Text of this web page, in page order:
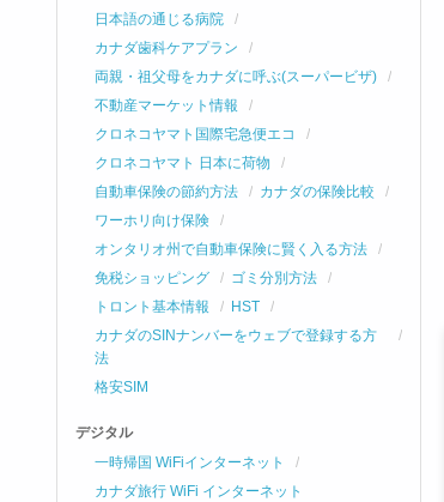
日本語の通じる病院
カナダ歯科ケアプラン
両親・祖父母をカナダに呼ぶ(スーパービザ)
不動産マーケット情報
クロネコヤマト国際宅急便エコ
クロネコヤマト 日本に荷物
自動車保険の節約方法
カナダの保険比較
ワーホリ向け保険
オンタリオ州で自動車保険に賢く入る方法
免税ショッピング
ゴミ分別方法
トロント基本情報
HST
カナダのSINナンバーをウェブで登録する方
法
格安SIM
デジタル
一時帰国 WiFiインターネット
カナダ旅行 WiFi インターネット